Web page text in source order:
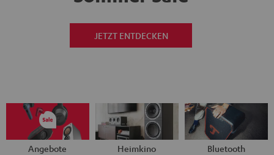
JETZT ENTDECKEN
Angebote Heimkino Bluetooth